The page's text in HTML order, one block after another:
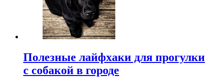
Полезные лайфхаки для прогулки
с собакой в городе